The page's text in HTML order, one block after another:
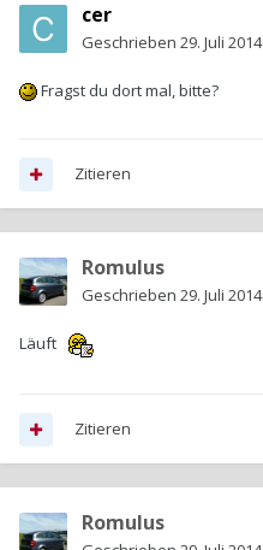
cer
Geschrieben 29. Juli 2014
Fragst du dort mal, bitte?
Zitieren
Romulus
Geschrieben 29. Juli 2014
Läuft
Zitieren
Romulus